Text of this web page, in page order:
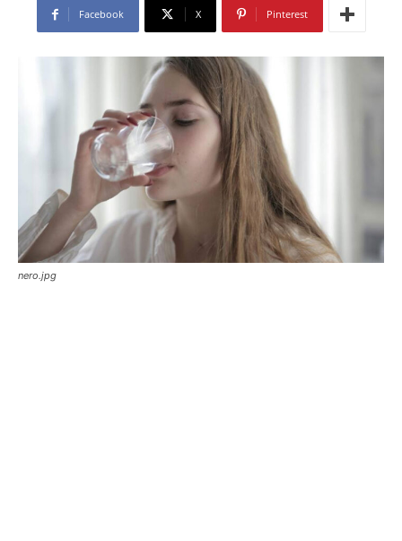
Facebook X Pinterest
nero.jpg